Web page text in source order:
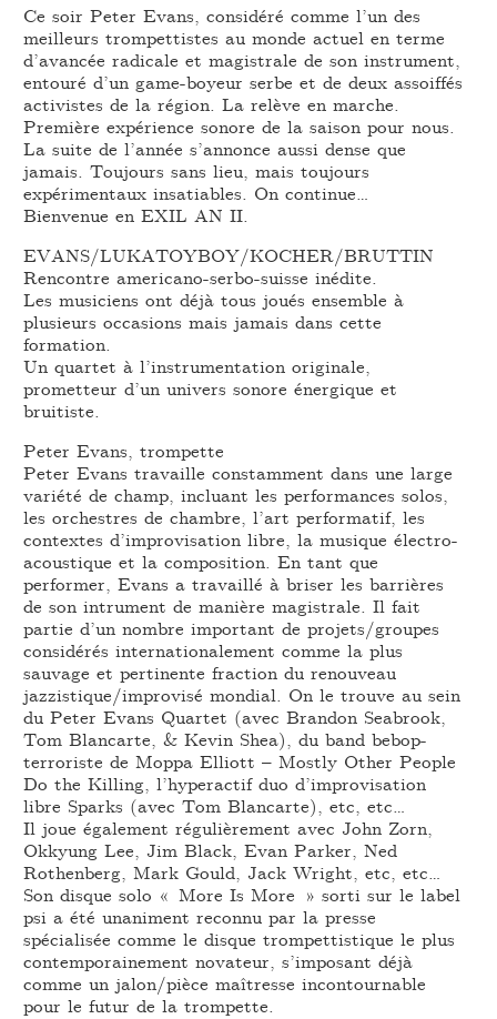
Ce soir Peter Evans, considéré comme l’un des
meilleurs trompettistes au monde actuel en terme
d’avancée radicale et magistrale de son instrument,
entouré d’un game-boyeur serbe et de deux assoiffés
activistes de la région. La relève en marche.
Première expérience sonore de la saison pour nous.
La suite de l’année s’annonce aussi dense que
jamais. Toujours sans lieu, mais toujours
expérimentaux insatiables. On continue…
Bienvenue en EXIL AN II.
EVANS/LUKATOYBOY/KOCHER/BRUTTIN
Rencontre americano-serbo-suisse inédite.
Les musiciens ont déjà tous joués ensemble à
plusieurs occasions mais jamais dans cette
formation.
Un quartet à l’instrumentation originale,
prometteur d’un univers sonore énergique et
bruitiste.
Peter Evans, trompette
Peter Evans travaille constamment dans une large
variété de champ, incluant les performances solos,
les orchestres de chambre, l’art performatif, les
contextes d’improvisation libre, la musique électro-
acoustique et la composition. En tant que
performer, Evans a travaillé à briser les barrières
de son intrument de manière magistrale. Il fait
partie d’un nombre important de projets/groupes
considérés internationalement comme la plus
sauvage et pertinente fraction du renouveau
jazzistique/improvisé mondial. On le trouve au sein
du Peter Evans Quartet (avec Brandon Seabrook,
Tom Blancarte, & Kevin Shea), du band bebop-
terroriste de Moppa Elliott – Mostly Other People
Do the Killing, l’hyperactif duo d’improvisation
libre Sparks (avec Tom Blancarte), etc, etc…
Il joue également régulièrement avec John Zorn,
Okkyung Lee, Jim Black, Evan Parker, Ned
Rothenberg, Mark Gould, Jack Wright, etc, etc…
Son disque solo « More Is More » sorti sur le label
psi a été unaniment reconnu par la presse
spécialisée comme le disque trompettistique le plus
contemporainement novateur, s’imposant déjà
comme un jalon/pièce maîtresse incontournable
pour le futur de la trompette.